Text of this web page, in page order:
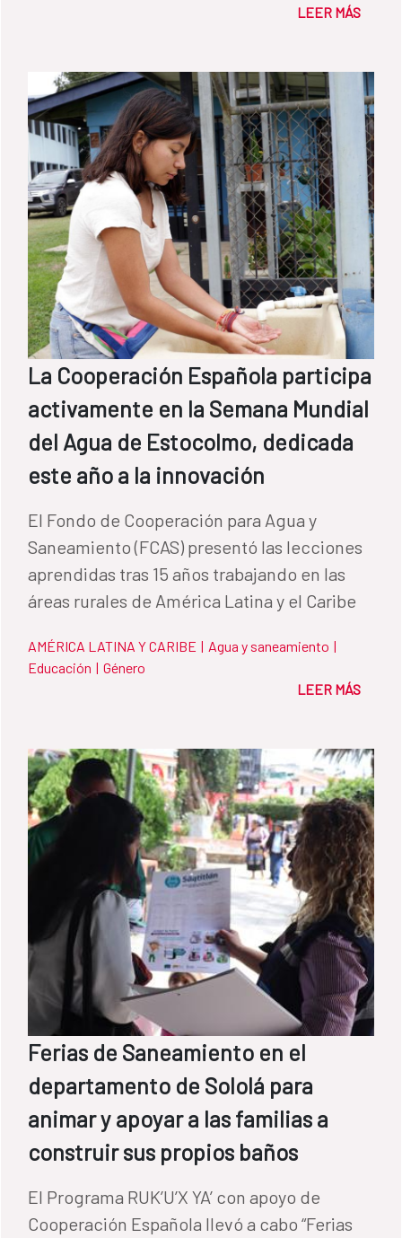
LEER MÁS
La Cooperación Española participa
activamente en la Semana Mundial
del Agua de Estocolmo, dedicada
este año a la innovación
El Fondo de Cooperación para Agua y
Saneamiento (FCAS) presentó las lecciones
aprendidas tras 15 años trabajando en las
áreas rurales de América Latina y el Caribe
AMÉRICA LATINA Y CARIBE | Agua y saneamiento |
Educación | Género
LEER MÁS
Ferias de Saneamiento en el
departamento de Sololá para
animar y apoyar a las familias a
construir sus propios baños
El Programa RUK’U’X YA’ con apoyo de
Cooperación Española llevó a cabo “Ferias